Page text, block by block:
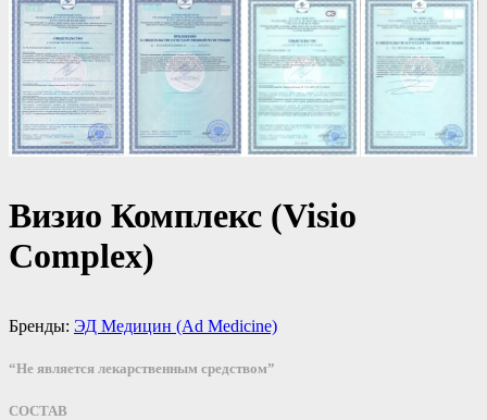
Визио Комплекс (Visio
Complex)
Бренды: ЭД Медицин (Ad Medicine)
“Не является лекарственным средством”
СОСТАВ